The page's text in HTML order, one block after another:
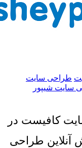
طراحی سایت
سایت شیپور
کافیست در
آنلاین طراحی